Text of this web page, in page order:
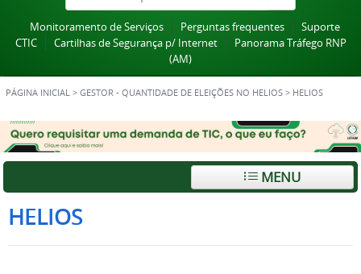
Monitoramento de Serviços Perguntas frequentes
Suporte
CTIC
Cartilhas de Segurança p/ Internet
Panorama Tráfego RNP
(AM)
PÁGINA INICIAL > GESTOR - QUANTIDADE DE ELEIÇÕES NO HELIOS > HELIOS
MENU
HELIOS